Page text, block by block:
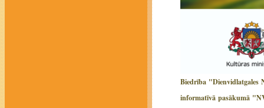
Biedrība "Dienvidlatgales
informatīvā pasākumā